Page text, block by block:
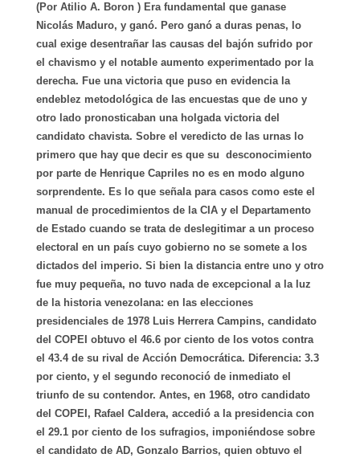
(Por Atilio A. Boron ) Era fundamental que ganase
Nicolás Maduro, y ganó. Pero ganó a duras penas, lo
cual exige desentrañar las causas del bajón sufrido por
el chavismo y el notable aumento experimentado por la
derecha. Fue una victoria que puso en evidencia la
endeblez metodológica de las encuestas que de uno y
otro lado pronosticaban una holgada victoria del
candidato chavista. Sobre el veredicto de las urnas lo
primero que hay que decir es que su desconocimiento
por parte de Henrique Capriles no es en modo alguno
sorprendente. Es lo que señala para casos como este el
manual de procedimientos de la CIA y el Departamento
de Estado cuando se trata de deslegitimar a un proceso
electoral en un país cuyo gobierno no se somete a los
dictados del imperio. Si bien la distancia entre uno y otro
fue muy pequeña, no tuvo nada de excepcional a la luz
de la historia venezolana: en las elecciones
presidenciales de 1978 Luis Herrera Campins, candidato
del COPEI obtuvo el 46.6 por ciento de los votos contra
el 43.4 de su rival de Acción Democrática. Diferencia: 3.3
por ciento, y el segundo reconoció de inmediato el
triunfo de su contendor. Antes, en 1968, otro candidato
del COPEI, Rafael Caldera, accedió a la presidencia con
el 29.1 por ciento de los sufragios, imponiéndose sobre
el candidato de AD, Gonzalo Barrios, quien obtuvo el